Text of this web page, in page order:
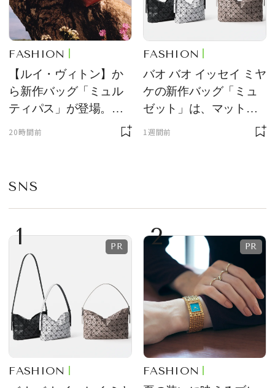
FASHION
【ルイ・ヴィトン】か
ら新作バッグ「ミュル
ティパス」が登場。ミ
ニサイズもラインナッ
20時間前
FASHION
バオ バオ イッセイ ミヤ
ケの新作バッグ「ミュ
ゼット」は、マットな
1週間前
SNS
1
FASHION
2
FASHION